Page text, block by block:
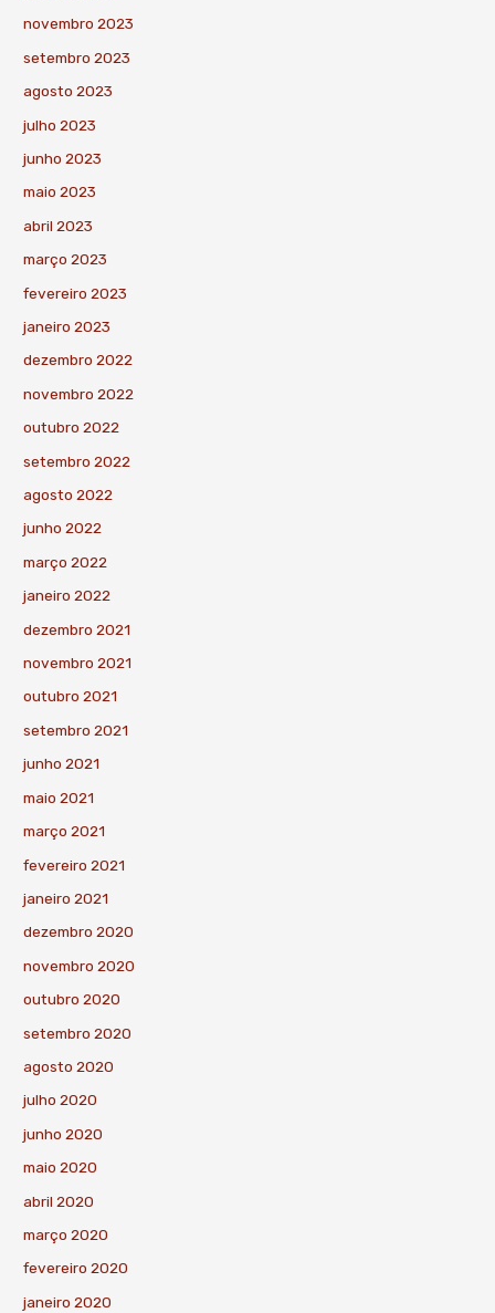
novembro 2023
setembro 2023
agosto 2023
julho 2023
junho 2023
maio 2023
abril 2023
março 2023
fevereiro 2023
janeiro 2023
dezembro 2022
novembro 2022
outubro 2022
setembro 2022
agosto 2022
junho 2022
março 2022
janeiro 2022
dezembro 2021
novembro 2021
outubro 2021
setembro 2021
junho 2021
maio 2021
março 2021
fevereiro 2021
janeiro 2021
dezembro 2020
novembro 2020
outubro 2020
setembro 2020
agosto 2020
julho 2020
junho 2020
maio 2020
abril 2020
março 2020
fevereiro 2020
janeiro 2020